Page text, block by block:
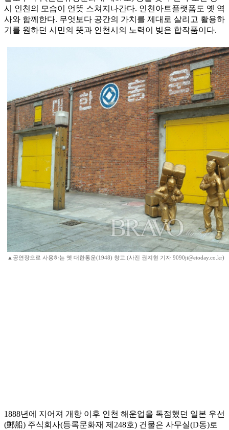
시 인천의 모습이 언뜻 스쳐지나간다. 인천아트플랫폼도 옛 역
사와 함께한다. 무엇보다 공간의 가치를 제대로 살리고 활용하
기를 원하던 시민의 뜻과 인천시의 노력이 빚은 합작품이다.
▲공연장으로 사용하는 옛 대한통운(1948) 창고.(사진 권지현 기자 9090ji@etoday.co.kr)
1888년에 지어져 개항 이후 인천 해운업을 독점했던 일본 우선
(郵船) 주식회사(등록문화재 제248호) 건물은 사무실(D동)로